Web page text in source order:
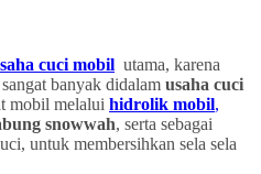
cuci mobil utama, karena
banyak didalam usaha cuci
mobil melalui hidrolik mobil,
snowwah, serta sebagai
untuk membersihkan sela sela